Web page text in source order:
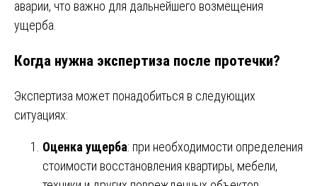
аварии, что важно для дальнейшего возмещения
ущерба.
Когда нужна экспертиза после протечки?
Экспертиза может понадобиться в следующих
ситуациях:
Оценка ущерба: при необходимости определения
стоимости восстановления квартиры, мебели,